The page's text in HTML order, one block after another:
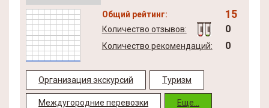
Общий рейтинг: 15
Количество отзывов: 0
Количество рекомендаций: 0
Организация экскурсий Туризм
Междугородние перевозки Еще...